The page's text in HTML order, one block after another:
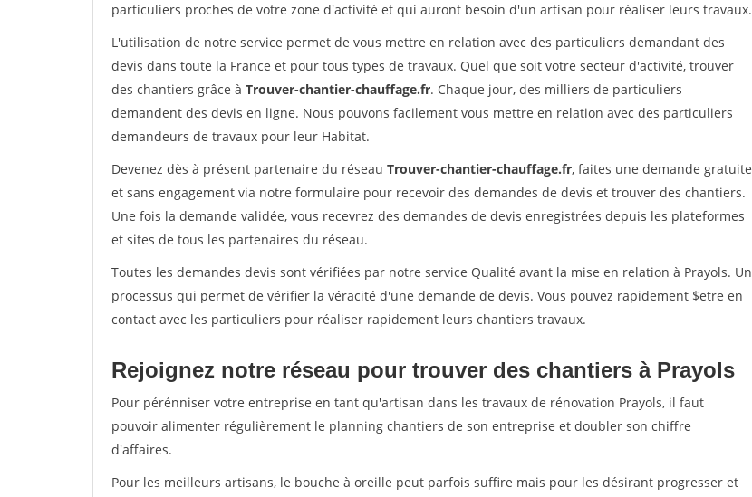
particuliers proches de votre zone d'activité et qui auront besoin d'un artisan pour réaliser leurs travaux.
L'utilisation de notre service permet de vous mettre en relation avec des particuliers demandant des
devis dans toute la France et pour tous types de travaux. Quel que soit votre secteur d'activité, trouver
des chantiers grâce à Trouver-chantier-chauffage.fr. Chaque jour, des milliers de particuliers
demandent des devis en ligne. Nous pouvons facilement vous mettre en relation avec des particuliers
demandeurs de travaux pour leur Habitat.
Devenez dès à présent partenaire du réseau Trouver-chantier-chauffage.fr, faites une demande gratuite
et sans engagement via notre formulaire pour recevoir des demandes de devis et trouver des chantiers.
Une fois la demande validée, vous recevrez des demandes de devis enregistrées depuis les plateformes
et sites de tous les partenaires du réseau.
Toutes les demandes devis sont vérifiées par notre service Qualité avant la mise en relation à Prayols. Un
processus qui permet de vérifier la véracité d'une demande de devis. Vous pouvez rapidement $etre en
contact avec les particuliers pour réaliser rapidement leurs chantiers travaux.
Rejoignez notre réseau pour trouver des chantiers à Prayols
Pour pérénniser votre entreprise en tant qu'artisan dans les travaux de rénovation Prayols, il faut
pouvoir alimenter régulièrement le planning chantiers de son entreprise et doubler son chiffre
d'affaires.
Pour les meilleurs artisans, le bouche à oreille peut parfois suffire mais pour les désirant progresser et